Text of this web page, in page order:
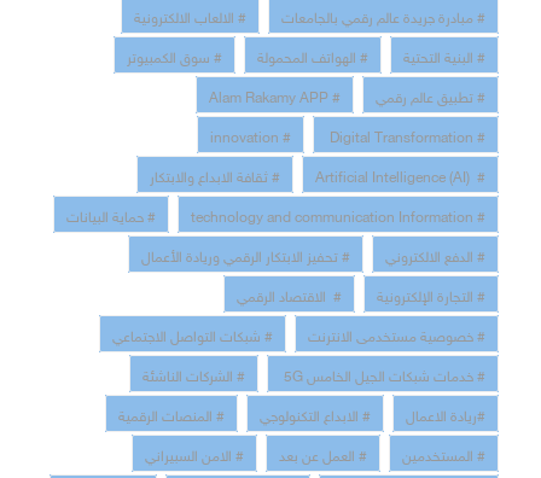
# مبادرة جريدة عالم رقمي بالجامعات
# الالعاب الالكترونية
# البنية التحتية
# الهواتف المحمولة
# سوق الكمبيوتر
# تطبيق عالم رقمي
# Alam Rakamy APP
# Digital Transformation
# innovation
# Artificial Intelligence (AI)
# ثقافة الابداع والابتكار
# technology and communication Information
# حماية البيانات
# الدفع الالكتروني
# تحفيز الابتكار الرقمي وريادة الأعمال
# التجارة الإلكترونية
# الاقتصاد الرقمي
# خصوصية مستخدمى الانترنت
# شبكات التواصل الاجتماعي
# خدمات شبكات الجيل الخامس 5G
# الشركات الناشئة
#ريادة الاعمال
# الابداع التكنولوجي
# المنصات الرقمية
# المستخدمين
# العمل عن بعد
# الامن السبيراني